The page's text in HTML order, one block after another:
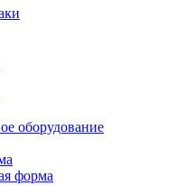
оборудование
форма